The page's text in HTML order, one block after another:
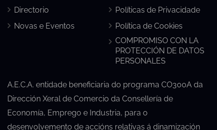
Directorio
Novas e Eventos
Políticas de Privacidade
Política de Cookies
COMPROMISO CON LA
PROTECCIÓN DE DATOS
PERSONALES
A.E.C.A. entidade beneficiaria do programa CO300A da
Dirección Xeral de Comercio da Consellería de
Economía, Emprego e Industria, para o
desenvolvemento de accións relativas á dinamización